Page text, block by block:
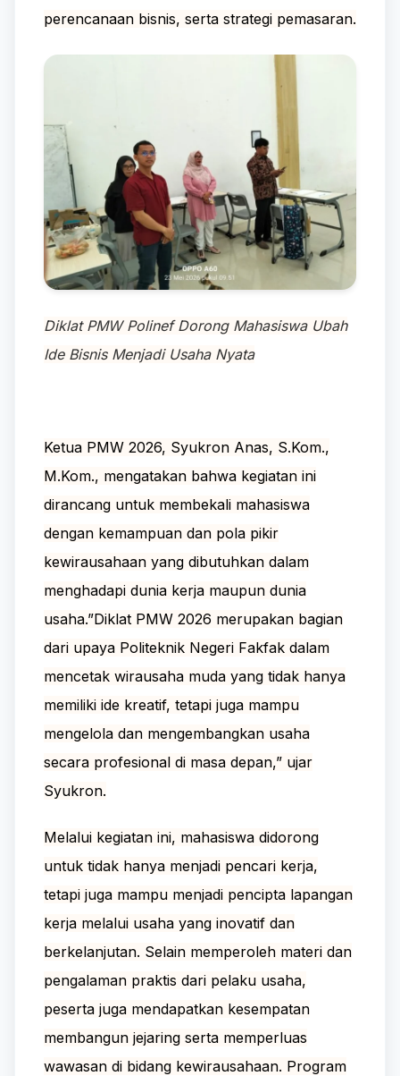
perencanaan bisnis, serta strategi pemasaran.
Diklat PMW Polinef Dorong Mahasiswa Ubah
Ide Bisnis Menjadi Usaha Nyata
Ketua PMW 2026, Syukron Anas, S.Kom.,
M.Kom., mengatakan bahwa kegiatan ini
dirancang untuk membekali mahasiswa
dengan kemampuan dan pola pikir
kewirausahaan yang dibutuhkan dalam
menghadapi dunia kerja maupun dunia
usaha.”Diklat PMW 2026 merupakan bagian
dari upaya Politeknik Negeri Fakfak dalam
mencetak wirausaha muda yang tidak hanya
memiliki ide kreatif, tetapi juga mampu
mengelola dan mengembangkan usaha
secara profesional di masa depan,” ujar
Syukron.
Melalui kegiatan ini, mahasiswa didorong
untuk tidak hanya menjadi pencari kerja,
tetapi juga mampu menjadi pencipta lapangan
kerja melalui usaha yang inovatif dan
berkelanjutan. Selain memperoleh materi dan
pengalaman praktis dari pelaku usaha,
peserta juga mendapatkan kesempatan
membangun jejaring serta memperluas
wawasan di bidang kewirausahaan. Program